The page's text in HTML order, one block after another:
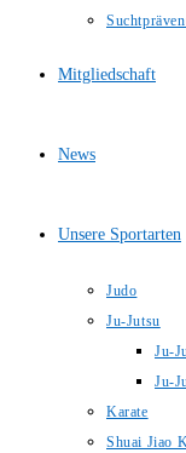
Mitgliedschaft
News
Unsere Sportarten
Judo
Ju-Jutsu
Ju-
Ju-
Karate
Shuai Jiao